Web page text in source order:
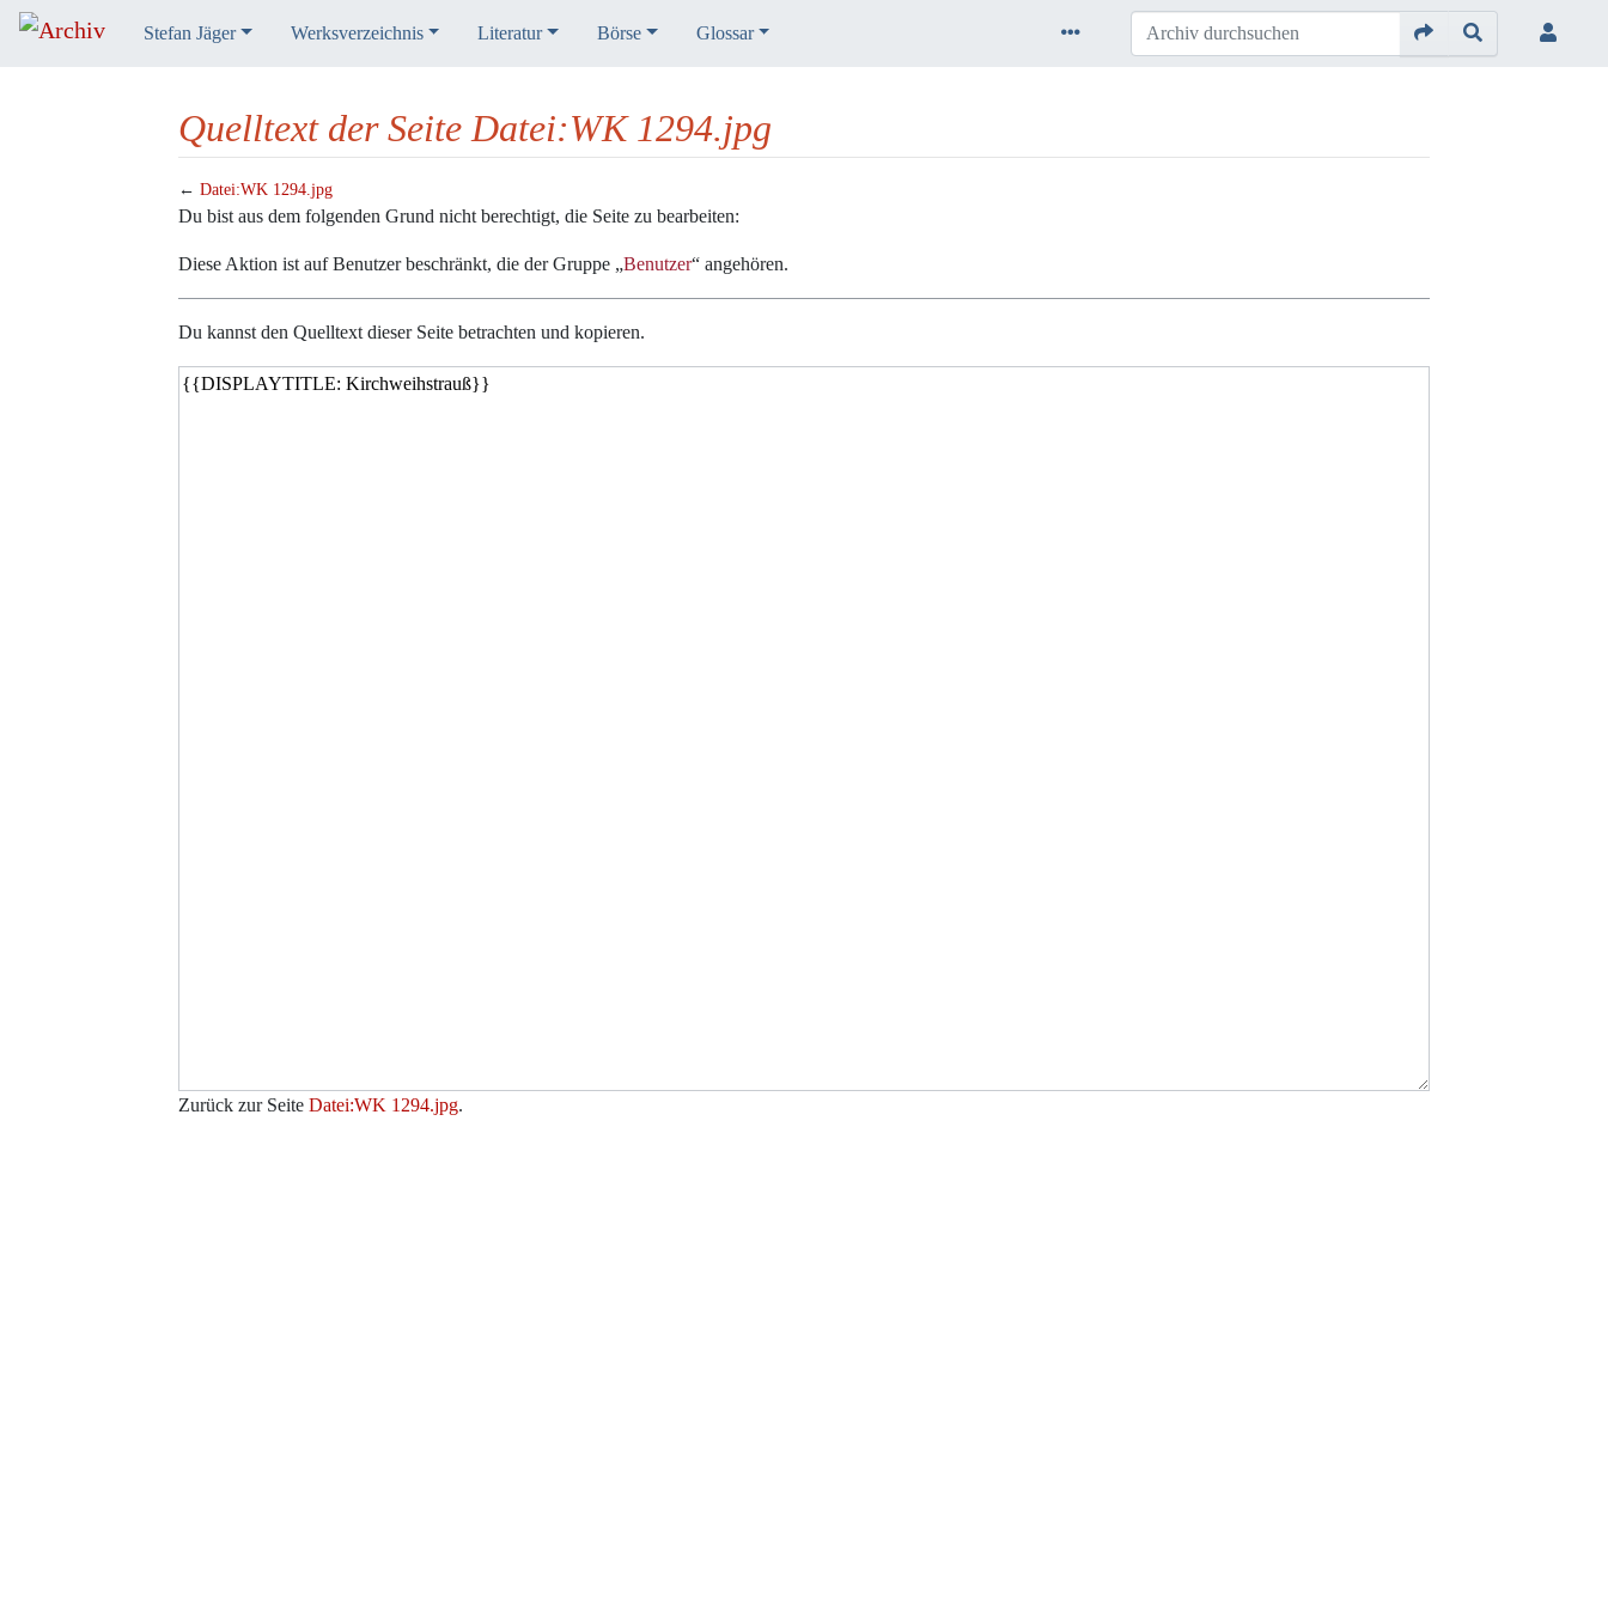
Stefan Jäger Werksverzeichnis Literatur Börse Glossar
Quelltext der Seite Datei:WK 1294.jpg
← Datei:WK 1294.jpg
Wechseln zu:Navigation,Suche
Du bist aus dem folgenden Grund nicht berechtigt, die Seite zu bearbeiten:
Diese Aktion ist auf Benutzer beschränkt, die der Gruppe „Benutzer“ angehören.
Du kannst den Quelltext dieser Seite betrachten und kopieren.
Zurück zur Seite Datei:WK 1294.jpg.